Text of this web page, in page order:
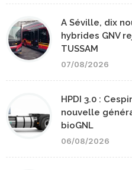
A Séville, dix
hybrides GNV
TUSSAM
07/08/2026
HPDI 3.0 :
nouvelle
bioGNL
06/08/2026